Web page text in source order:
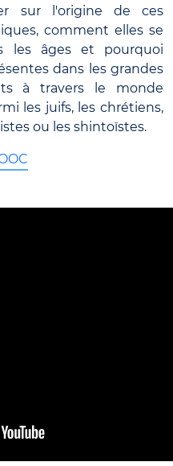
sur l'origine de ces
comment elles se
les âges et pourquoi
dans les grandes
à travers le monde
les juifs, les chrétiens,
ou les shintoïstes.